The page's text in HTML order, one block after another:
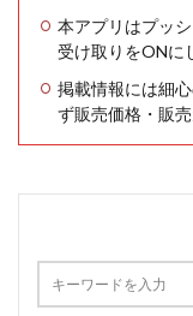
本アプリはプッ
受け取りをONに
掲載情報には細
ず販売価格・販